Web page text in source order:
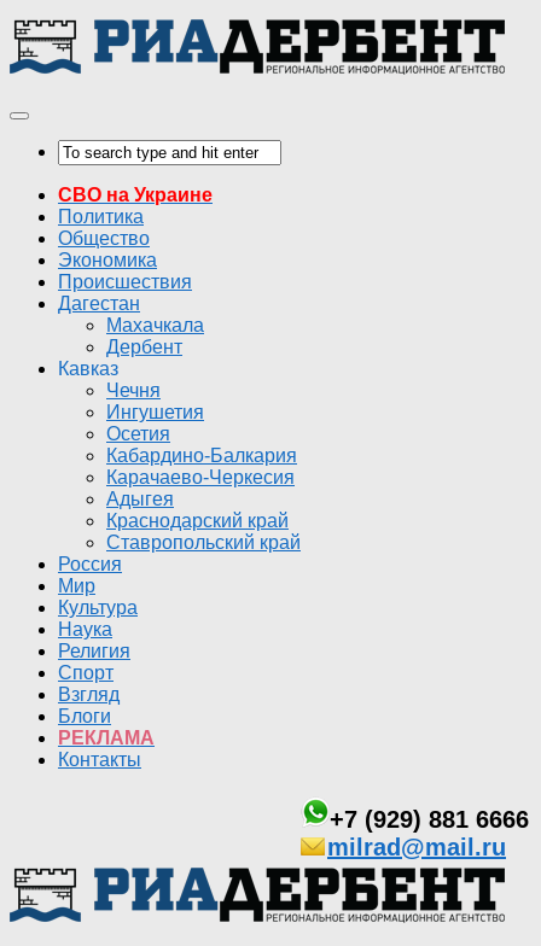
СВО на Украине
Политика
Общество
Экономика
Происшествия
Дагестан
Махачкала
Дербент
Кавказ
Чечня
Ингушетия
Осетия
Кабардино-Балкария
Карачаево-Черкесия
Адыгея
Краснодарский край
Ставропольский край
Россия
Мир
Культура
Наука
Религия
Спорт
Взгляд
Блоги
РЕКЛАМА
Контакты
+7 (929) 881 6666
milrad@mail.ru